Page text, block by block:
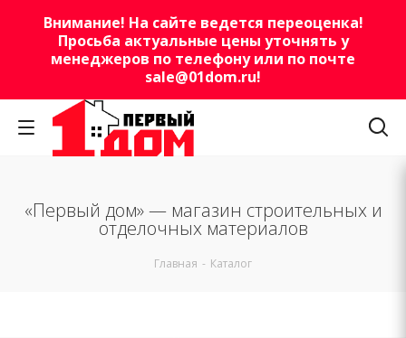
Внимание! На сайте ведется переоценка!
Просьба актуальные цены уточнять у
менеджеров по телефону или по почте
sale@01dom.ru!
«Первый дом» — магазин строительных и
отделочных материалов
Главная - Каталог